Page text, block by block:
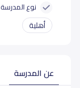
نوع المدرسة
أهلية
عن المدرسة